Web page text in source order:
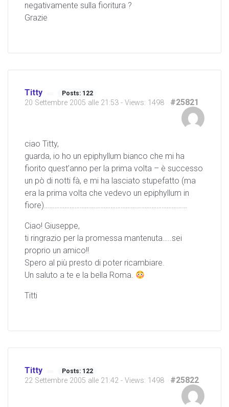
negativamente sulla fioritura ?
Grazie
Titty Posts: 122
20 Settembre 2005 alle 21:53 - Views: 1498 #25821
ciao Titty,
guarda, io ho un epiphyllum bianco che mi ha
fiorito quest’anno per la prima volta – è successo
un pò di notti fà, e mi ha lasciato stupefatto (ma
era la prima volta che vedevo un epiphyllum in
fiore)…………………………………………………………………………
Ciao! Giuseppe,
ti ringrazio per la promessa mantenuta…..sei
proprio un amico!!
Spero al più presto di poter ricambiare.
Un saluto a te e la bella Roma.
Titti
Titty Posts: 122
22 Settembre 2005 alle 21:42 - Views: 1498 #25822